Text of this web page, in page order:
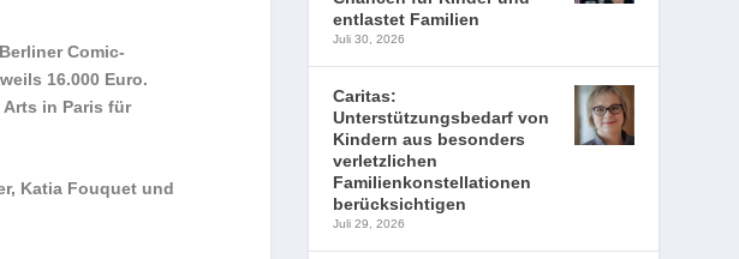
Comic-
16.000 Euro.
in Paris für
Katia Fouquet und
entlastet Familien
Juli 30, 2026
Caritas:
Unterstützungsbedarf von
Kindern aus besonders
verletzlichen
Familienkonstellationen
berücksichtigen
Juli 29, 2026